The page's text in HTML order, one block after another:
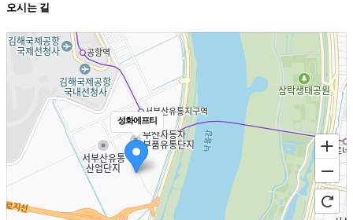
오시는 길
성화에프티